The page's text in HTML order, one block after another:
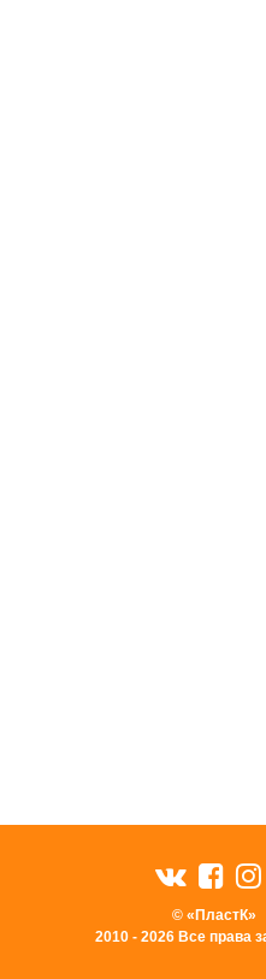
© «ПластК»
2010 - 2026 Все права